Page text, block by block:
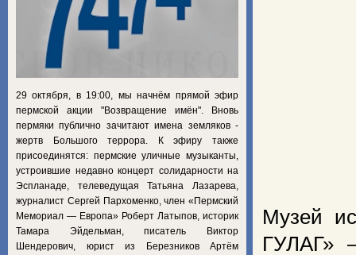
Музей
ГУЛАГ»
29 октября, в 19:00, мы начнём прямой эфир
пермской акции "Возвращение имён". Вновь
пермяки публично зачитают имена земляков -
жертв Большого террора. К эфиру также
присоединятся: пермские уличные музыканты,
устроившие недавно концерт солидарности на
Эспланаде, телеведущая Татьяна Лазарева,
журналист Сергей Пархоменко, член «Пермский
Мемориал — Европа» Роберт Латыпов, историк
Тамара Эйдельман, писатель Виктор
Шендерович, юрист из Березников Артём